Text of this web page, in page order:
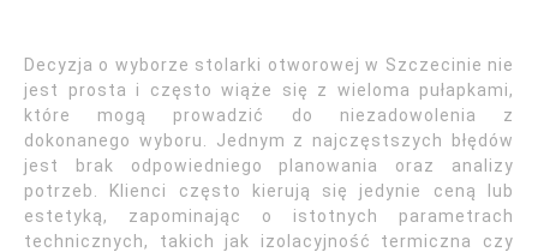
Decyzja o wyborze stolarki otworowej w Szczecinie nie
jest prosta i często wiąże się z wieloma pułapkami,
które mogą prowadzić do niezadowolenia z
dokonanego wyboru. Jednym z najczęstszych błędów
jest brak odpowiedniego planowania oraz analizy
potrzeb. Klienci często kierują się jedynie ceną lub
estetyką, zapominając o istotnych parametrach
technicznych, takich jak izolacyjność termiczna czy